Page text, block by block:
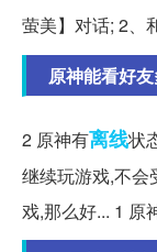
萤美】对话; 2、
原神能看好
2 原神有离线状
继续玩游戏,不会
戏,那么好... 1 原